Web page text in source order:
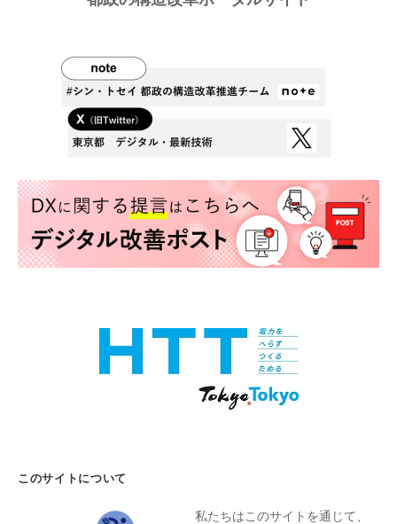
このサイトについて
私たちはこのサイトを通じて、